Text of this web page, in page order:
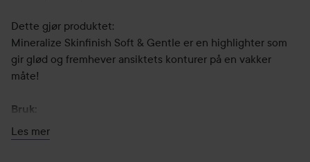
Dette gjør produktet:
Mineralize Skinfinish Soft & Gentle er en highlighter som
gir glød og fremhever ansiktets konturer på en vakker
måte!
Bruk:
- Påfør pudderet på kinnbeinene med en delikat
blushbørste, som f.eks. MAC 168 Brush, for å få en lett
Les mer